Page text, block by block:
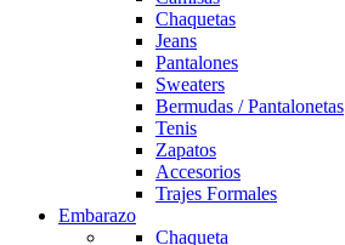
Chaquetas
Jeans
Pantalones
Sweaters
Bermudas / Pantalonetas
Tenis
Zapatos
Accesorios
Trajes Formales
Embarazo
Chaqueta